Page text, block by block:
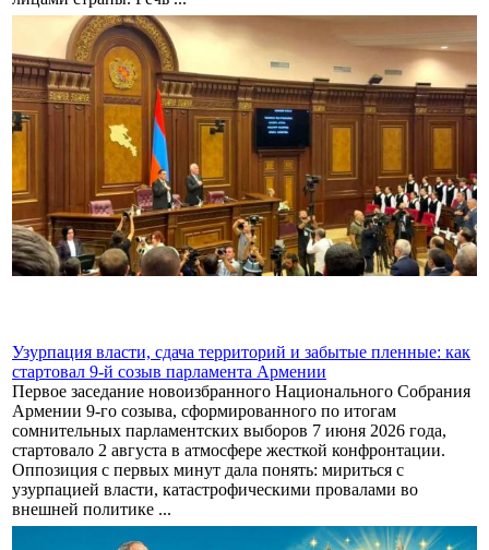
Узурпация власти, сдача территорий и забытые пленные: как
стартовал 9-й созыв парламента Армении
Первое заседание новоизбранного Национального Собрания
Армении 9-го созыва, сформированного по итогам
сомнительных парламентских выборов 7 июня 2026 года,
стартовало 2 августа в атмосфере жесткой конфронтации.
Оппозиция с первых минут дала понять: мириться с
узурпацией власти, катастрофическими провалами во
внешней политике ...